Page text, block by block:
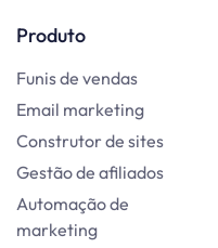
Produto
Funis de vendas
Email marketing
Construtor de sites
Gestão de afiliados
Automação de
marketing